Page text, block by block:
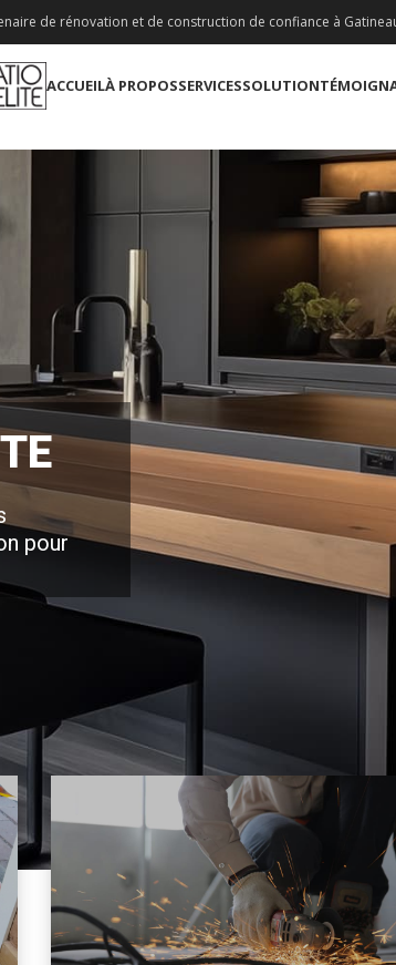
de rénovation et de construction de confiance à
ACCUEILÀ PROPOSSERVICESSOLUTION
pour